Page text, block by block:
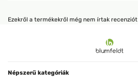
Ezekről a termékekről még nem írtak recenziót
Népszerű kategóriák